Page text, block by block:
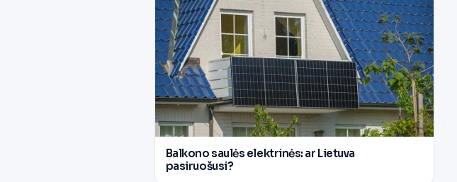
Balkono saulės elektrinės: ar Lietuva
pasiruošusi?